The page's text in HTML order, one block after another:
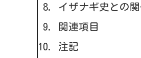
イザナギ史との
関連項目
注記